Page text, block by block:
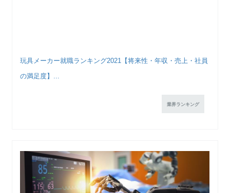
玩具メーカー就職ランキング2021【将来性・年収・売上・社員
の満足度】...
業界ランキング